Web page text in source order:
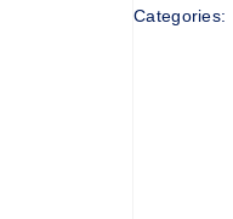
Categories: